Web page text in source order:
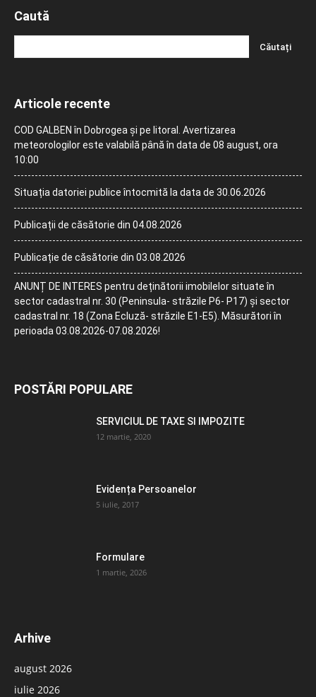
Caută
Articole recente
COD GALBEN în Dobrogea și pe litoral. Avertizarea
meteorologilor este valabilă până în data de 08 august, ora
10:00
Situația datoriei publice întocmită la data de 30.06.2026
Publicații de căsătorie din 04.08.2026
Publicație de căsătorie din 03.08.2026
ANUNȚ DE INTERES pentru deținătorii imobilelor situate în
sector cadastral nr. 30 (Peninsula- străzile P6- P17) și sector
cadastral nr. 18 (Zona Ecluză- străzile E1-E5). Măsurători în
perioada 03.08.2026-07.08.2026!
POSTĂRI POPULARE
SERVICIUL DE TAXE SI IMPOZITE
12 martie, 2020
Evidența Persoanelor
5 iulie, 2017
Formulare
1 martie, 2026
Arhive
august 2026
iulie 2026